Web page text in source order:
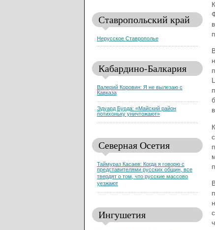
Ставропольский край
Нерусское Ставрополье
Кабардино-Балкария
Валерий Коровин: Я не вылезаю с
Кавказа
Эдуард Бурда: «Майский район
потихоньку уничтожают»
Северная Осетия
Таймураз Касаев: Когда я говорю с
представителями русских общин, все
твердят о том, что русские массово
уезжают
Ингушетия